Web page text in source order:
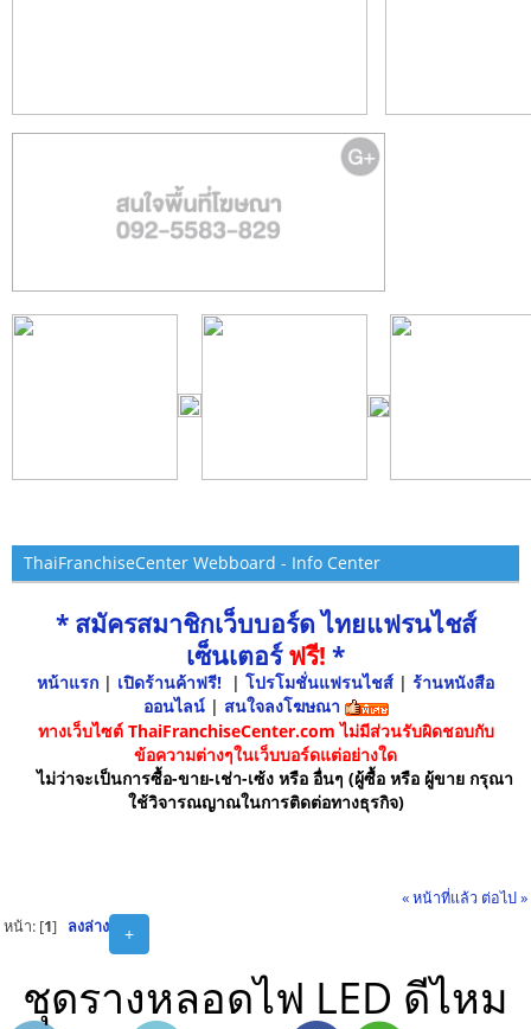
ThaiFranchiseCenter Webboard - Info Center
* สมัครสมาชิกเว็บบอร์ด ไทยแฟรนไชส์
เซ็นเตอร์ฟรี! *
หน้าแรก | เปิดร้านค้าฟรี! | โปรโมชั่นแฟรนไชส์ | ร้านหนังสือ
ออนไลน์ | สนใจลงโฆษณา
ทางเว็บไซต์ ThaiFranchiseCenter.com ไม่มีส่วนรับผิดชอบกับ
ข้อความต่างๆในเว็บบอร์ดแต่อย่างใด
ไม่ว่าจะเป็นการซื้อ-ขาย-เช่า-เซ้ง หรือ อื่นๆ (ผู้ซื้อ หรือ ผู้ขาย กรุณา
ใช้วิจารณญาณในการติดต่อทางธุรกิจ)
« หน้าที่แล้ว ต่อไป »
+
หน้า: [1] ลงล่าง
ชุดรางหลอดไฟ LED ดีไหม